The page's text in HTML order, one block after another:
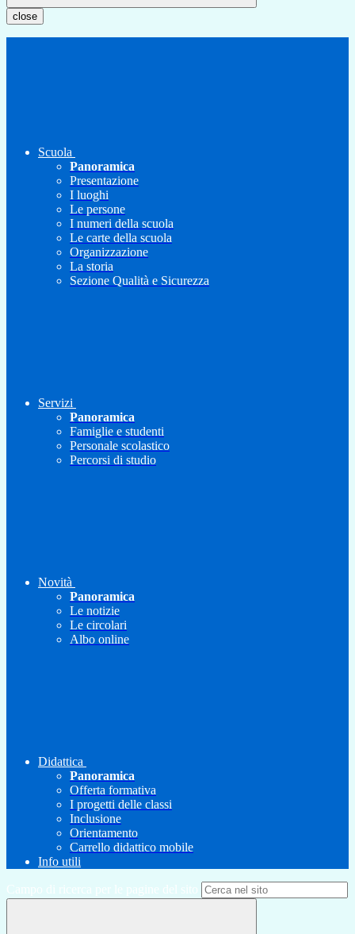
close
Scuola
Panoramica
Presentazione
I luoghi
Le persone
I numeri della scuola
Le carte della scuola
Organizzazione
La storia
Sezione Qualità e Sicurezza
Servizi
Panoramica
Famiglie e studenti
Personale scolastico
Percorsi di studio
Novità
Panoramica
Le notizie
Le circolari
Albo online
Didattica
Panoramica
Offerta formativa
I progetti delle classi
Inclusione
Orientamento
Carrello didattico mobile
Info utili
Campo di ricerca per le pagine del sito